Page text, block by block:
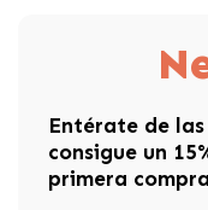
Entérate de
consigue un
primera compra